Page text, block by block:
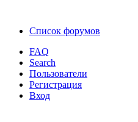
Список форумов
FAQ
Search
Пользователи
Регистрация
Вход